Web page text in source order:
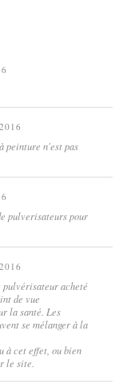
peinture n'est pas
pulverisateurs pour
pulvérisateur acheté
de vue
la santé. Les
se mélanger à la
à cet effet, ou bien
le site.